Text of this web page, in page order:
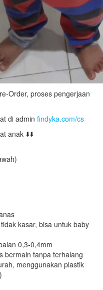
Order, proses pengerjaan
di admin findyka.com/cs
anak ⬇️⬇️
kasar, bisa untuk baby
0,3-0,4mm
bermain tanpa terhalang
menggunakan plastik